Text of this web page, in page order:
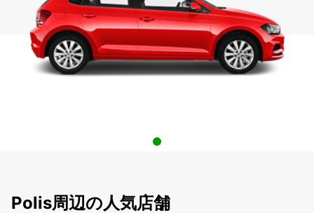
Polis周辺の人気店舗